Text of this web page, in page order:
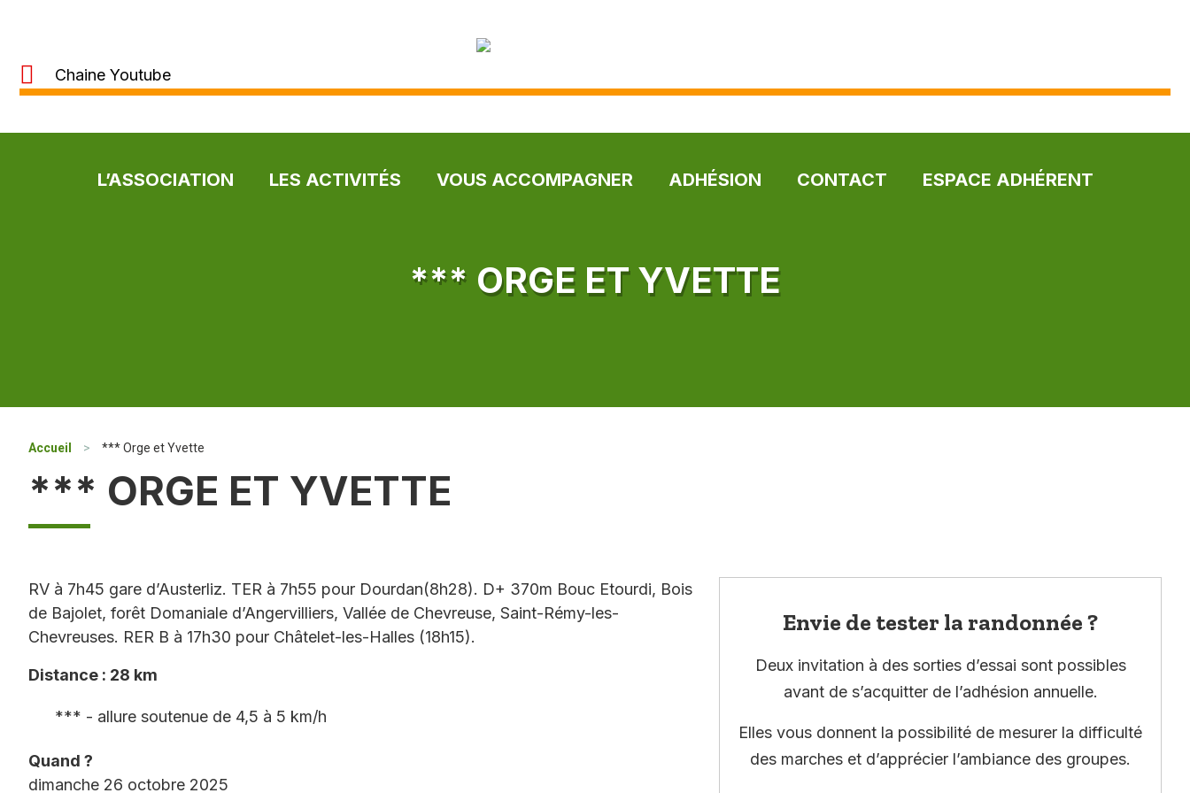
Chaine Youtube
L’ASSOCIATION LES ACTIVITÉS VOUS ACCOMPAGNER ADHÉSION CONTACT ESPACE ADHÉRENT
*** ORGE ET YVETTE
Accueil > *** Orge et Yvette
*** ORGE ET YVETTE
RV à 7h45 gare d’Austerliz. TER à 7h55 pour Dourdan(8h28). D+ 370m Bouc Etourdi, Bois
de Bajolet, forêt Domaniale d’Angervilliers, Vallée de Chevreuse, Saint-Rémy-les-
Chevreuses. RER B à 17h30 pour Châtelet-les-Halles (18h15).
Distance : 28 km
*** - allure soutenue de 4,5 à 5 km/h
Quand ?
dimanche 26 octobre 2025
Envie de tester la randonnée ?
Deux invitation à des sorties d’essai sont possibles
avant de s’acquitter de l’adhésion annuelle.
Elles vous donnent la possibilité de mesurer la difficulté
des marches et d’apprécier l’ambiance des groupes.